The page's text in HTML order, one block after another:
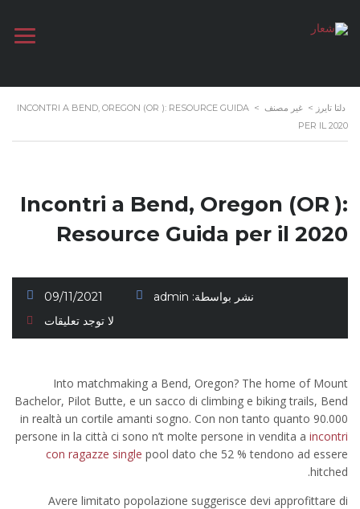
دلتا تايرز > غير مصنف >
INCONTRI A BEND, OREGON (OR ): RESOURCE GUIDA
PER IL 2020
Incontri a Bend, Oregon (OR ):
Resource Guida per il 2020
09/11/2021 نشر بواسطة: admin
لا توجد تعليقات
Into matchmaking a Bend, Oregon? The home of Mount
Bachelor, Pilot Butte, e un sacco di climbing e biking trails, Bend
in realtà un cortile amanti sogno. Con non tanto quanto 90.000
persone in la città ci sono n’t molte persone in vendita a incontri
con ragazze single pool dato che 52 % tendono ad essere
hitched.
Avere limitato popolazione suggerisce devi approfittare di